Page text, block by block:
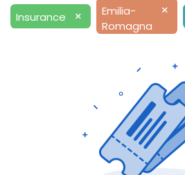
Insurance ×
Emilia-
Romagna
×